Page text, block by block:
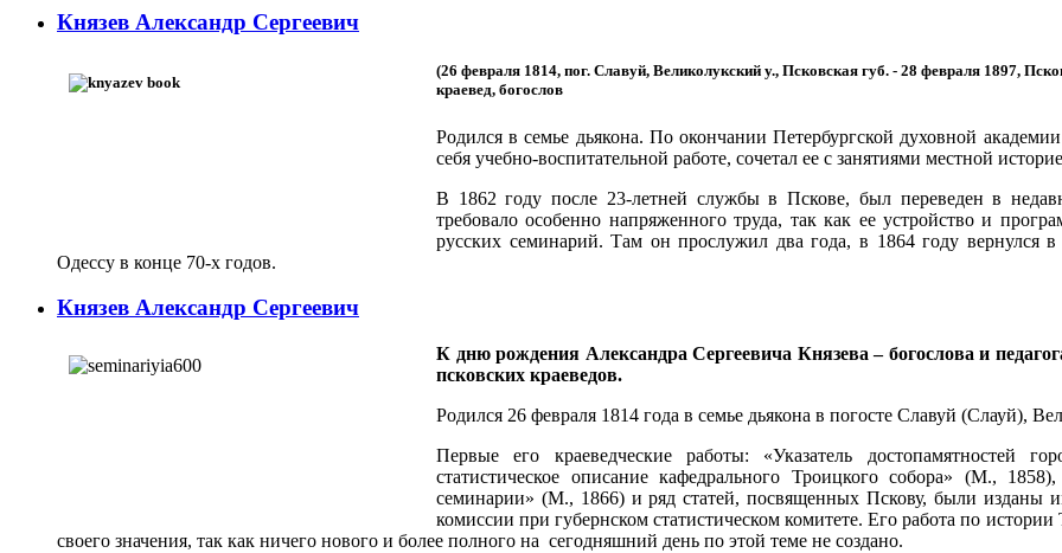
Князев Александр Сергеевич
(26 февраля 1814, пог. Славуй, Великолукский у., Псковская губ. - 28 февраля 1897,
краевед, богослов
Родился в семье дьякона. По окончании Петербургс­кой духовной
себя учебно-воспитательной работе, сочетал ее с за­нятиями местной
В 1862 году после 23-летней службы в Пскове, был переведен в
требовало особенно напряженного труда, так как ее уст­ройство и
русских семинарий. Там он прослужил два года, в 1864 году вернулся
Одессу в конце 70-х годов.
Князев Александр Сергеевич
К дню рождения Александра Сергеевича Князева – богослова и
псковских краеведов.
Родился 26 февраля 1814 года в семье дьякона в погосте Славуй (Слауй),
Первые его краеведческие работы: «Указатель достопамятностей
статистическое описание кафедрального Троицкого собора» (М.,
семинарии» (М., 1866) и ряд статей, посвященных Пскову, были изданы
комиссии при губернском статистическом комитете. Его работа по
своего значения, так как ничего нового и более полного на сегодняшний день по этой теме не создано.